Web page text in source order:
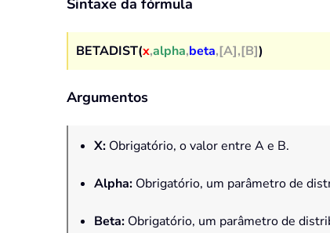
Sintaxe da fórmula
BETADIST(x,alpha,beta,[A],[B])
Argumentos
X: Obrigatório, o valor entre A e B.
Alpha: Obrigatório, um parâmetro de
Beta: Obrigatório, um parâmetro de